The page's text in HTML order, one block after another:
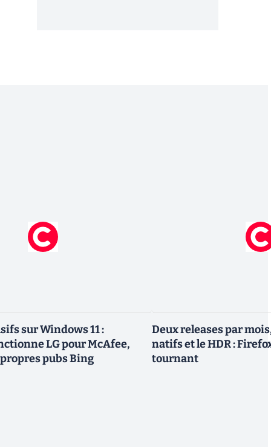
sur Windows 11 :
LG pour McAfee,
pubs Bing
Deux releases par
natifs et le HDR :
tournant